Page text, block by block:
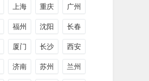
上海 重庆 广州
福州 沈阳 长春
厦门 长沙 西安
济南 苏州 兰州